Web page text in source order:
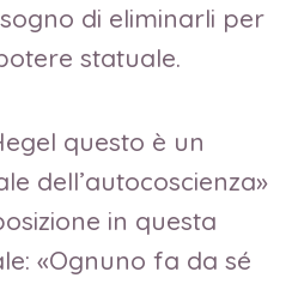
di eliminarli per
statuale.
questo è un
dell’autocoscienza»
in questa
«Ognuno fa da sé